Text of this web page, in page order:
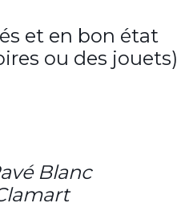
et en bon état
ou des jouets)
Blanc